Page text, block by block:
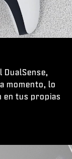
momento, lo
en tus propias